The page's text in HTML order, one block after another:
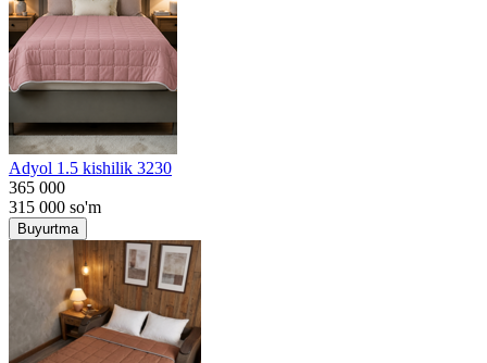
Adyol 1.5 kishilik 3230
365 000
315 000 so'm
Buyurtma